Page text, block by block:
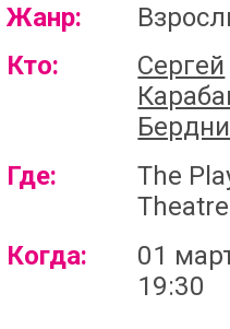
Жанр:
Кто:
Сергей
Где:
The
Theatre
Когда:
01
19:30